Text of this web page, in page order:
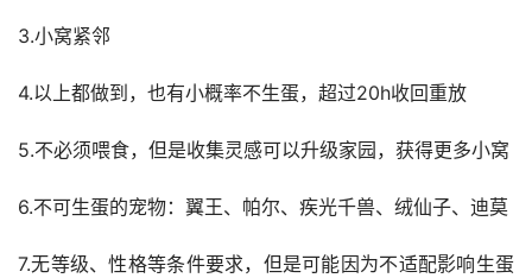
3.小窝紧邻
4.以上都做到，也有小概率不生蛋，超过20h收回重放
6.不可生蛋的宠物：翼王、帕尔、疾光千兽、绒仙子、迪莫
7.无等级、性格等条件要求，但是可能因为不适配影响生蛋